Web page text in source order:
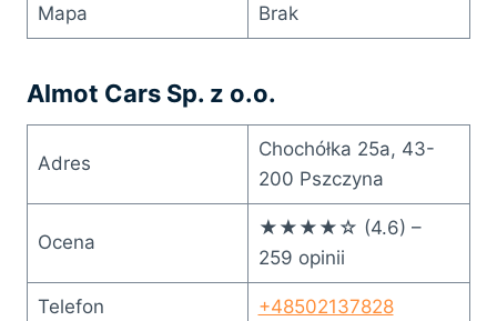
Mapa Brak
Almot Cars Sp. z o.o.
Adres
Chochółka 25a, 43-
200 Pszczyna
Ocena
★★★★☆ (4.6) –
259 opinii
Telefon +48502137828